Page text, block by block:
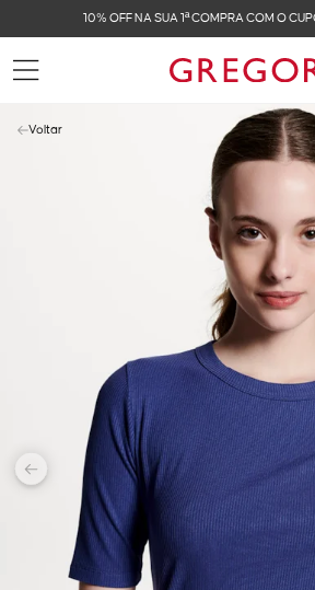
FRETE GRÁTIS NAS COMPRAS
Voltar